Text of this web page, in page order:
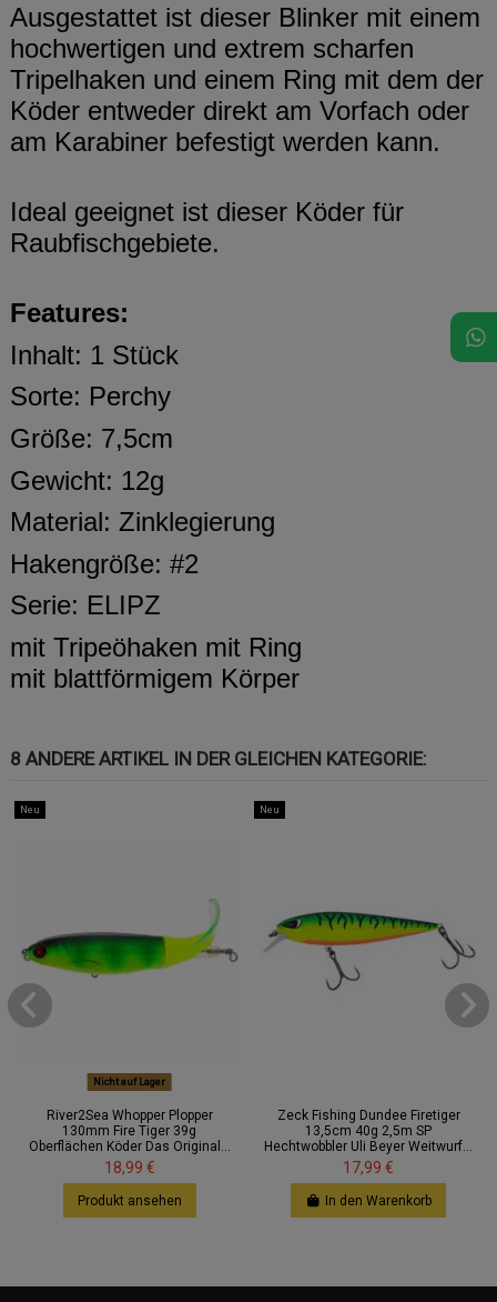
Ausgestattet ist dieser Blinker mit einem
hochwertigen und extrem scharfen
Tripelhaken und einem Ring mit dem der
Köder entweder direkt am Vorfach oder
am Karabiner befestigt werden kann.
Ideal geeignet ist dieser Köder für
Raubfischgebiete.
Features:
Inhalt: 1 Stück
Sorte: Perchy
Größe: 7,5cm
Gewicht: 12g
Material: Zinklegierung
Hakengröße: #2
Serie: ELIPZ
mit Tripeöhaken mit Ring
mit blattförmigem Körper
8 ANDERE ARTIKEL IN DER GLEICHEN KATEGORIE:
Neu
Nicht auf Lager
River2Sea Whopper Plopper
130mm Fire Tiger 39g
Oberflächen Köder Das Original...
18,99 €
Produkt ansehen
Neu
Zeck Fishing Dundee Firetiger
13,5cm 40g 2,5m SP
Hechtwobbler Uli Beyer Weitwurf...
17,99 €
In den Warenkorb